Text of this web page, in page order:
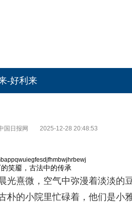
-好利来
国日报网 2025-12-28 20:48:53
笑靥，古法中的传承
光熹微，空气中弥漫着淡淡的
朴的小院里忙碌着，他们是小